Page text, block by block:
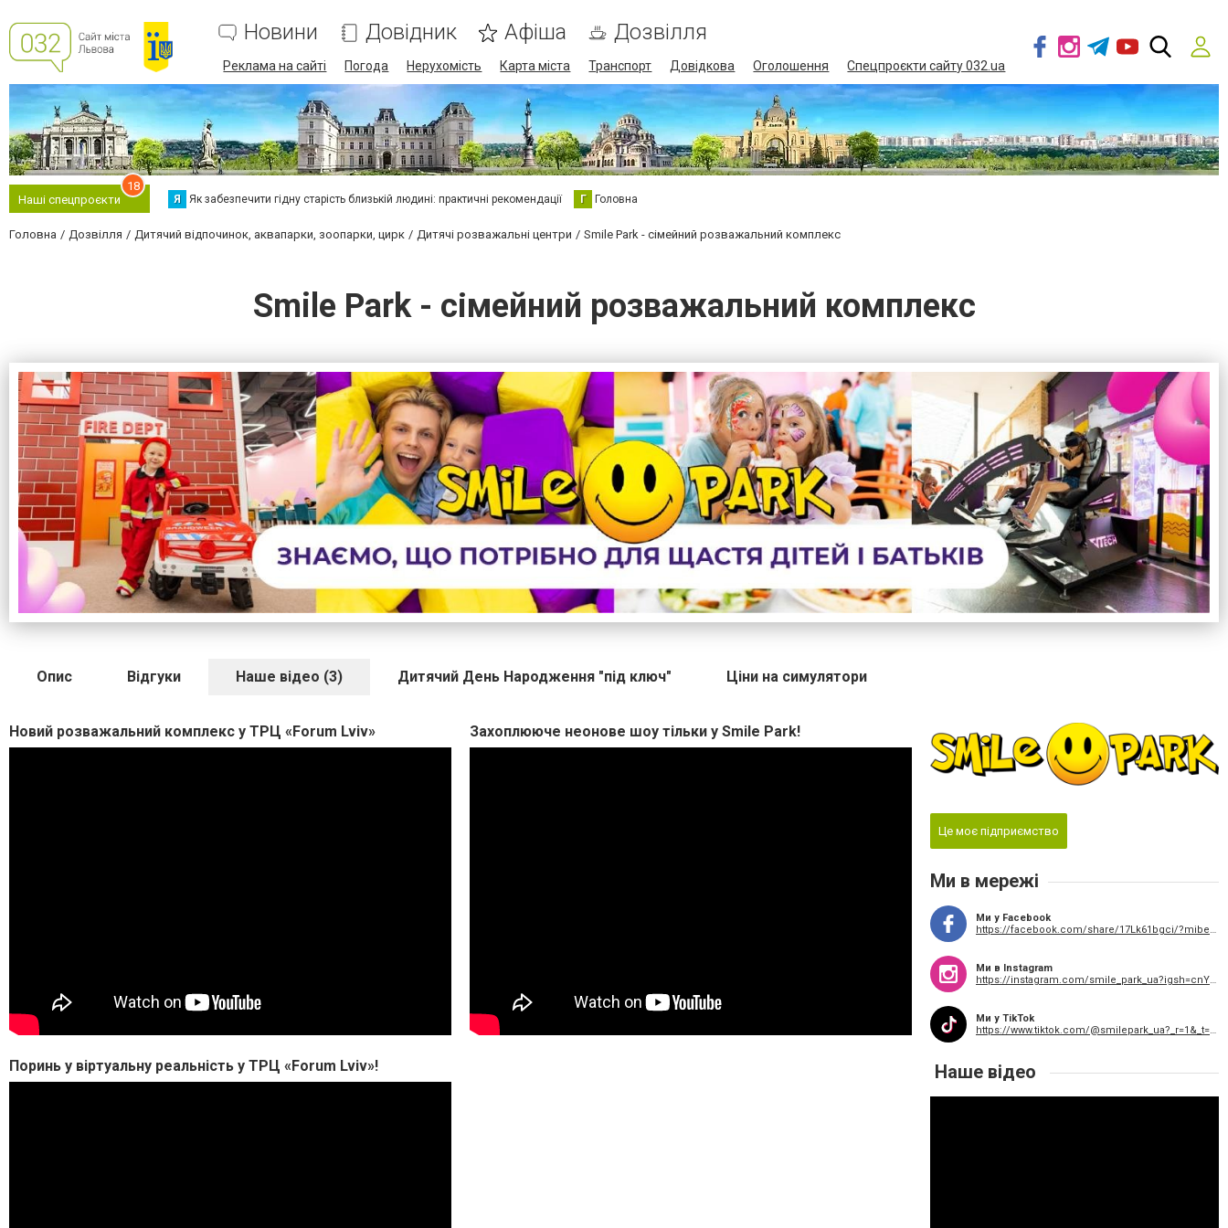
Новини Довідник Афіша Дозвілля
Реклама на сайті Погода Нерухомість Карта міста Транспорт Довідкова Оголошення Спецпроєкти сайту 032.ua
Наші спецпроєкти
18
Я Як забезпечити гідну старість близькій людині: практичні рекомендації Г Головна
Головна Дозвілля Дитячий відпочинок, аквапарки, зоопарки, цирк Дитячі розважальні центри Smile Park - сімейний розважальний комплекс
Smile Park - сімейний розважальний комплекс
Опис Відгуки Наше відео (3) Дитячий День Народження "під ключ" Ціни на симулятори
Новий розважальний комплекс у ТРЦ «Forum Lviv» Захоплююче неонове шоу тільки у Smile Park!
Поринь у віртуальну реальність у ТРЦ «Forum Lviv»!
Це моє підприємство
Ми в мережі
Ми у Facebook
https://facebook.com/share/17Lk61bgci/?mibextid=wwXIfr
Ми в Instagram
https://instagram.com/smile_park_ua?igsh=cnY3bXdwcTJiZzRy&utm_source=qr
Ми у TikTok
https://www.tiktok.com/@smilepark_ua?_r=1&_t=ZS-94lcNnHBfCn
Наше відео